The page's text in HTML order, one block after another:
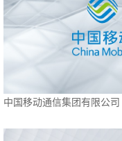
中国移动通信集团有限公司